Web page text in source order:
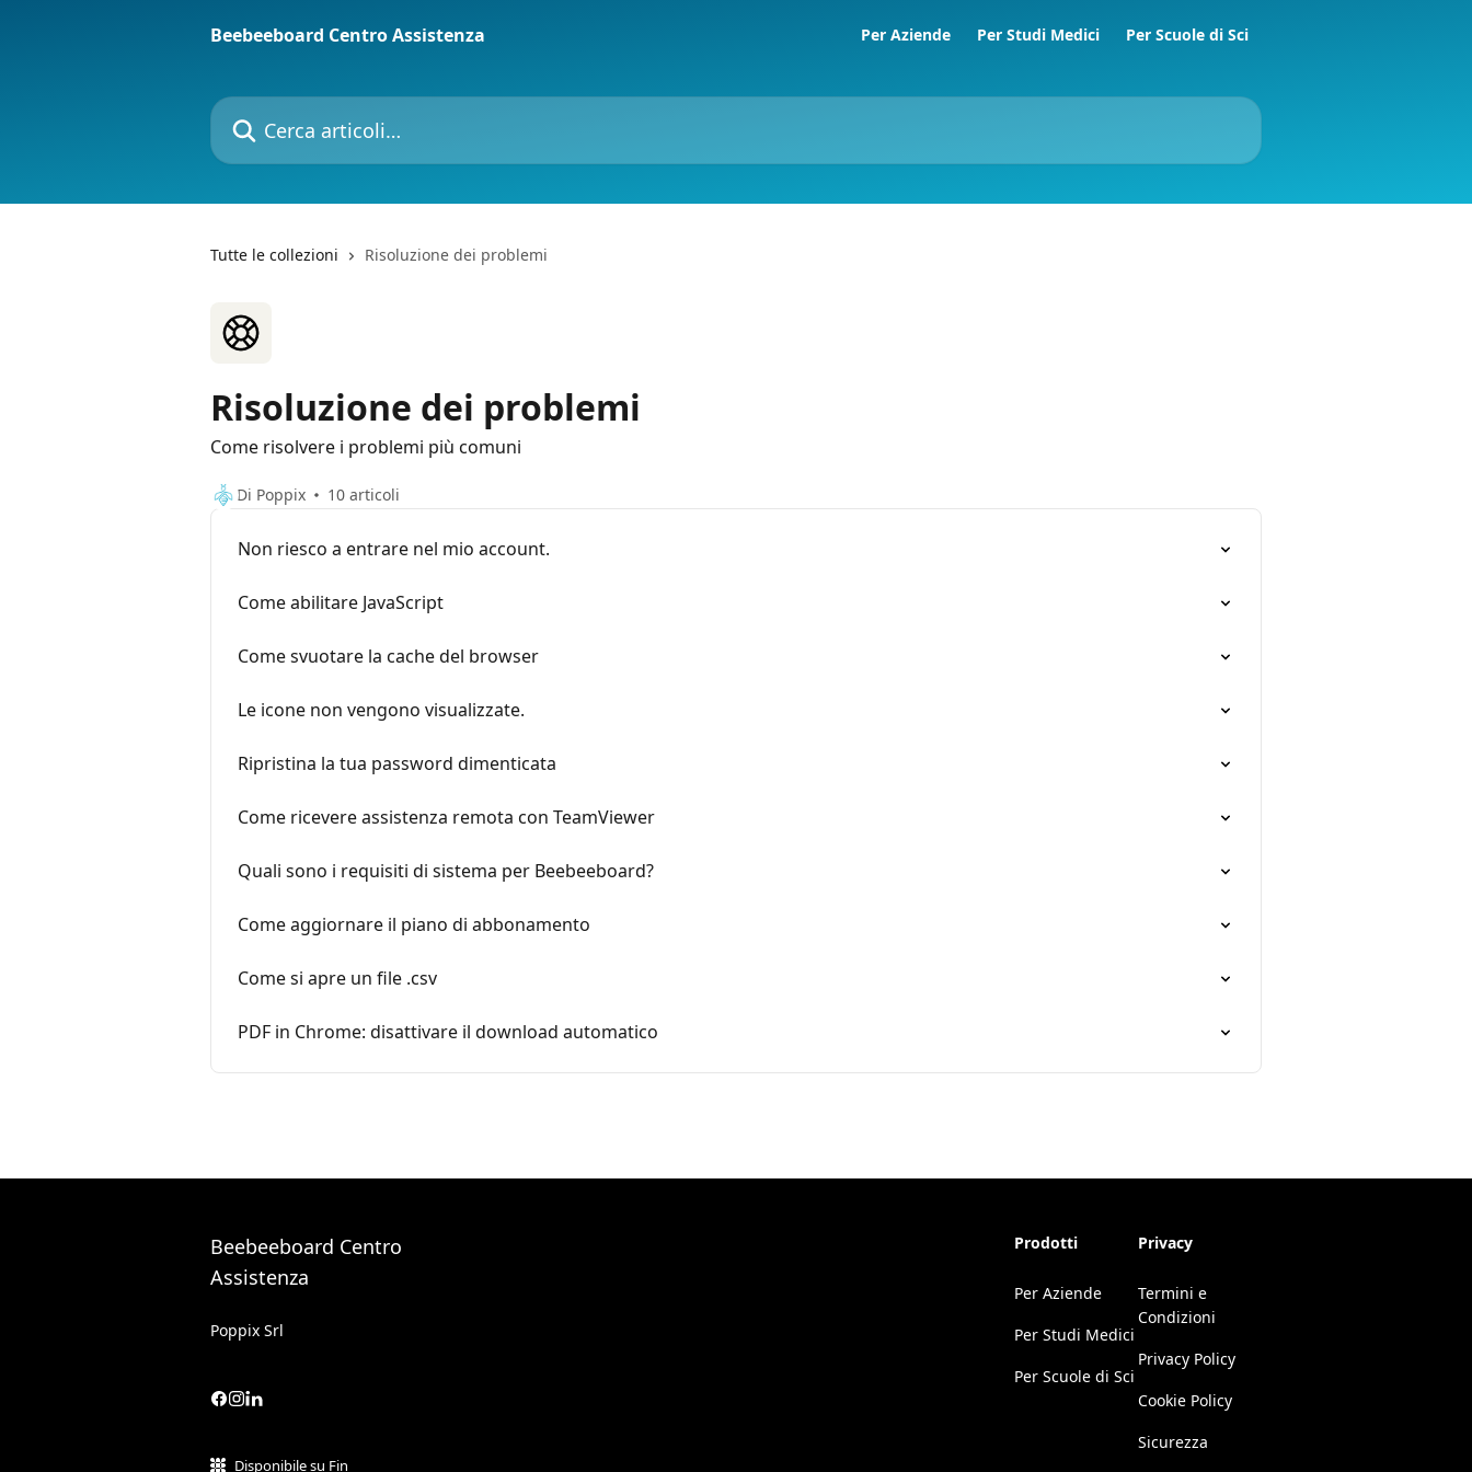
Beebeeboard Centro Assistenza
Per Aziende Per Studi Medici Per Scuole di Sci
Cerca articoli…
Tutte le collezioni Risoluzione dei problemi
Risoluzione dei problemi
Come risolvere i problemi più comuni
Di Poppix 10 articoli
Non riesco a entrare nel mio account.
Come abilitare JavaScript
Come svuotare la cache del browser
Le icone non vengono visualizzate.
Ripristina la tua password dimenticata
Come ricevere assistenza remota con TeamViewer
Quali sono i requisiti di sistema per Beebeeboard?
Come aggiornare il piano di abbonamento
Come si apre un file .csv
PDF in Chrome: disattivare il download automatico
Beebeeboard Centro
Assistenza
Poppix Srl
Disponibile su Fin
Prodotti
Per Aziende
Per Studi Medici
Per Scuole di Sci
Privacy
Termini e
Condizioni
Privacy Policy
Cookie Policy
Sicurezza